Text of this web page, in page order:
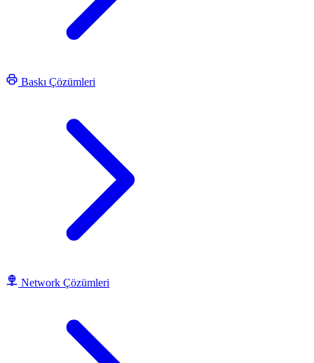
Baskı Çözümleri
Network Çözümleri